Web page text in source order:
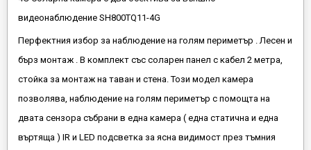
видеонаблюдение SH800TQ11-4G
Перфектния избор за наблюдение на голям периметър . Лесен и
бърз монтаж . В комплект със соларен панел с кабел 2 метра,
стойка за монтаж на таван и стена. Този модел камера
позволява, наблюдение на голям периметър с помощта на
двата сензора събрани в една камера ( една статична и една
въртяща ) IR и LED подсветка за ясна видимост през тъмния